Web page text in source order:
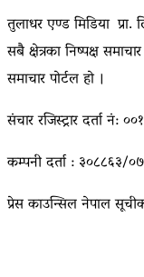
तुलाधर एण्ड मिडिया
सबै क्षेत्रका निष्पक्ष
समाचार पोर्टल हो ।
संचार रजिस्ट्रार दर्ता नं:
कम्पनी दर्ता : ३०८८६३/
प्रेस काउन्सिल नेपाल